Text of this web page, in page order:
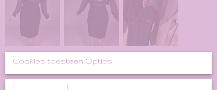
Cookies toestaan Opties